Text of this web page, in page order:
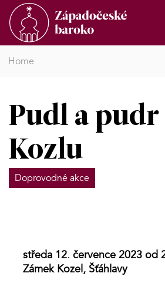
Home
Pudl a pudr
Kozlu
Doprovodné akce
středa 12. července 2023 od
Zámek Kozel, Šťáhlavy